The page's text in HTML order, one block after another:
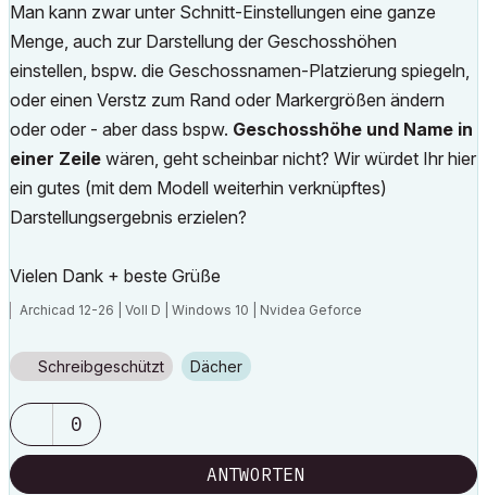
Man kann zwar unter Schnitt-Einstellungen eine ganze
Menge, auch zur Darstellung der Geschosshöhen
einstellen, bspw. die Geschossnamen-Platzierung spiegeln,
oder einen Verstz zum Rand oder Markergrößen ändern
oder oder - aber dass bspw. Geschosshöhe und Name in
einer Zeile wären, geht scheinbar nicht? Wir würdet Ihr hier
ein gutes (mit dem Modell weiterhin verknüpftes)
Darstellungsergebnis erzielen?
Vielen Dank + beste Grüße
Archicad 12-26 | Voll D | Windows 10 | Nvidea Geforce
Schreibgeschützt Dächer
0
ANTWORTEN